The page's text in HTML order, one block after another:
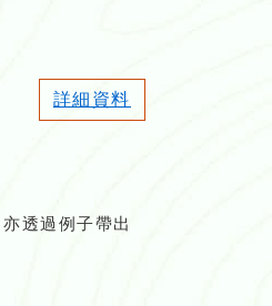
詳細資料
透過例子帶出